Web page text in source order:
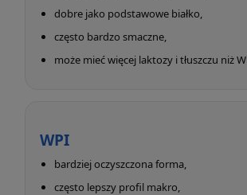
dobre jako podstawowe białko,
często bardzo smaczne,
może mieć więcej laktozy i tłuszczu niż
WPI
bardziej oczyszczona forma,
często lepszy profil makro,